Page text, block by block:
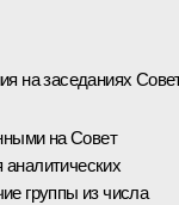
на заседаниях
на Совет
группы из числа